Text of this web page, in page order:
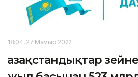
18:04, 27 Мамыр 2022
Қазақстандықтар